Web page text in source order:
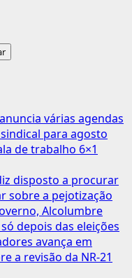
várias agendas
para agosto
de trabalho 6×1
disposto a procurar
sobre a pejotização
Alcolumbre
depois das eleições
avança em
a revisão da NR-21